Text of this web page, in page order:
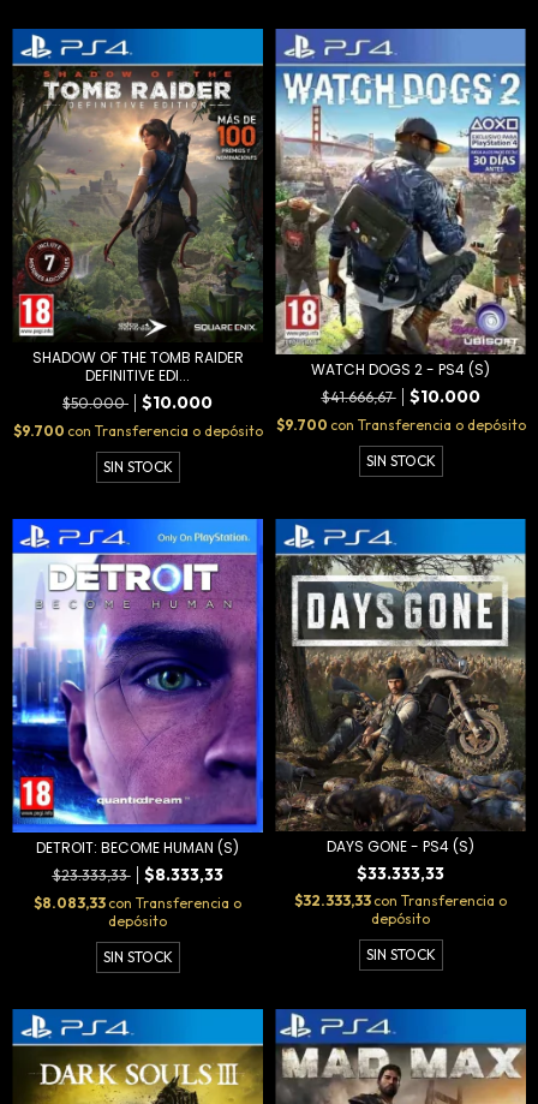
SHADOW OF THE TOMB RAIDER
DEFINITIVE EDI...
$50.000 $10.000
$9.700 con Transferencia o depósito
SIN STOCK
WATCH DOGS 2 - PS4 (S)
$41.666,67 $10.000
$9.700 con Transferencia o depósito
SIN STOCK
DETROIT: BECOME HUMAN (S)
$23.333,33 $8.333,33
$8.083,33 con Transferencia o
depósito
SIN STOCK
DAYS GONE - PS4 (S)
$33.333,33
$32.333,33 con Transferencia o
depósito
SIN STOCK